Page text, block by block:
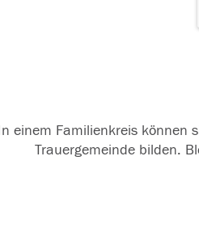
einem Familienkreis können
Trauergemeinde bilden.